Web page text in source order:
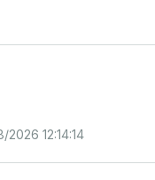
12:14:14